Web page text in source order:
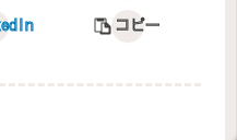
コピー